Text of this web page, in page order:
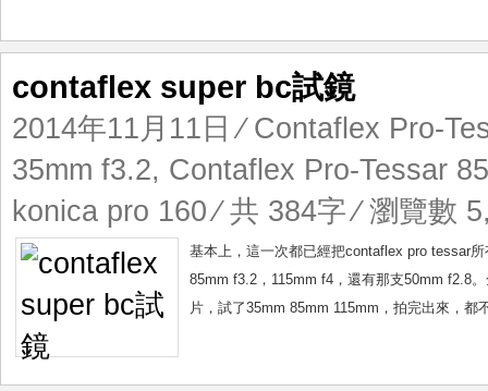
contaflex super bc試鏡
2014年11月11日 ⁄ Contaflex Pro-
35mm f3.2, Contaflex Pro-Tessar
konica pro 160⁄ 共 384字 ⁄ 瀏覽數
基本上，這一次都已經把contaflex pro tessar
85mm f3.2，115mm f4，還有那支50mm f2.8
片，試了35mm 85mm 115mm，拍完出來，